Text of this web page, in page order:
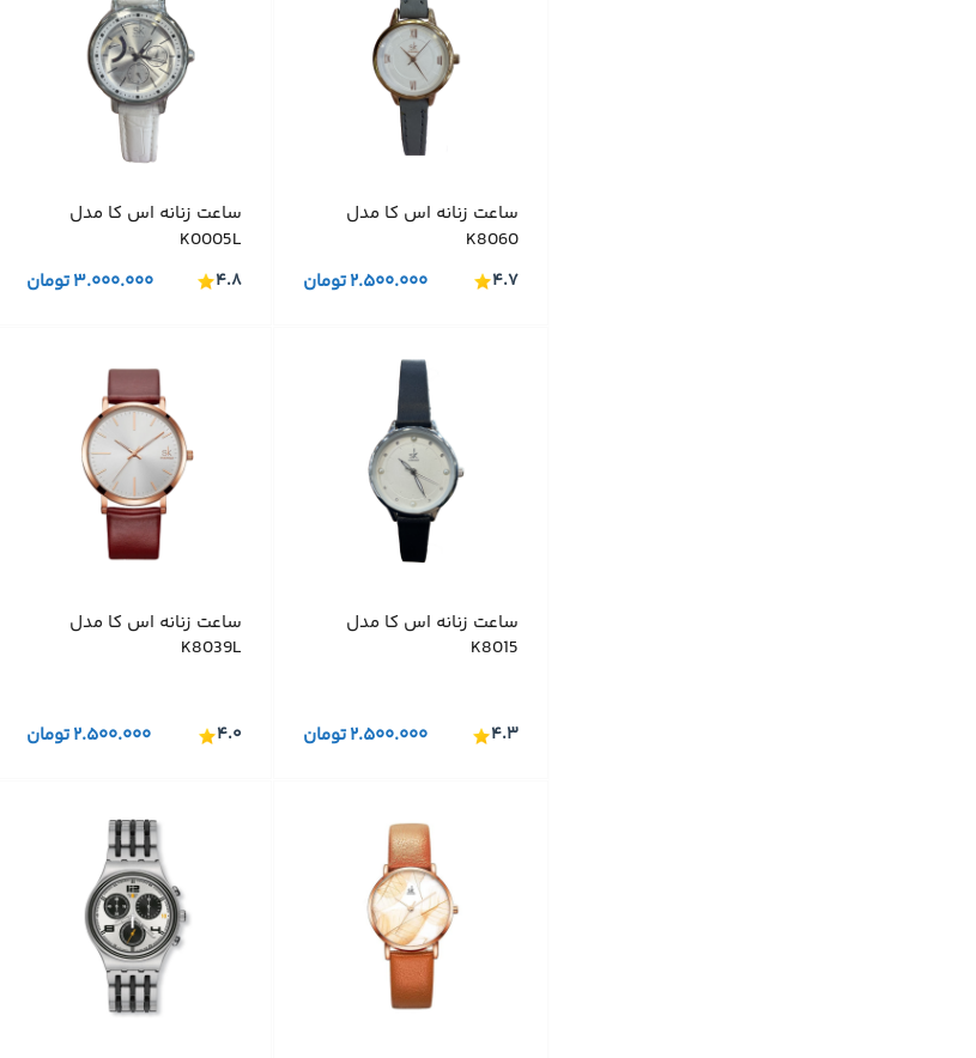
ساعت زنانه اس کا مدل
K8060
۲.۵۰۰.۰۰۰تومان ۴.۷
ساعت زنانه اس کا مدل
K0005L
۳.۰۰۰.۰۰۰تومان ۴.۸
ساعت زنانه اس کا مدل
K8015
۲.۵۰۰.۰۰۰تومان ۴.۳
ساعت زنانه اس کا مدل
K8039L
۲.۵۰۰.۰۰۰تومان ۴.۰